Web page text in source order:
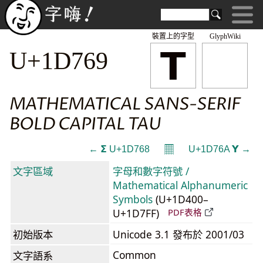
GlyphWiki
𝝩
裝置上的字型
U+1D769
MATHEMATICAL SANS-SERIF
BOLD CAPITAL TAU
← 𝝨 U+1D768 𝄜 U+1D76A 𝝪 →
文字區域
字母和數字符號 /
Mathematical Alphanumeric
Symbols (U+1D400–
U+1D7FF)
PDF表格
初始版本
Unicode 3.1 發布於 2001/03
文字語系
Common